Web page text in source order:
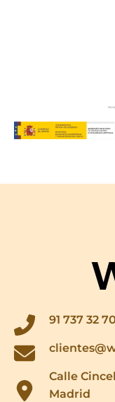
91 737 32 70
Calle
Madrid